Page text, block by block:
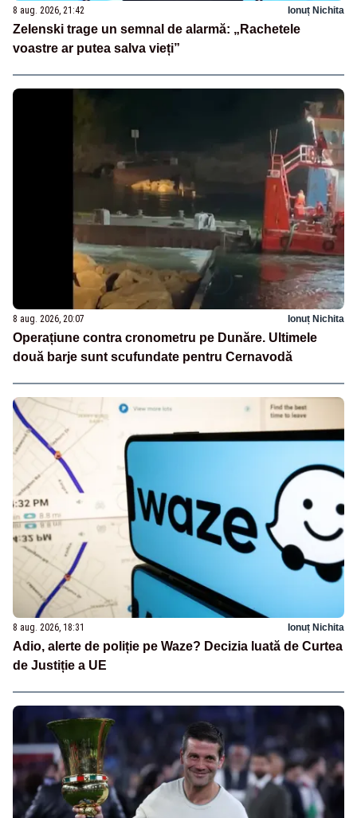
8 aug. 2026, 21:42 Ionuț Nichita
Zelenski trage un semnal de alarmă: „Rachetele
voastre ar putea salva vieți”
8 aug. 2026, 20:07 Ionuț Nichita
Operațiune contra cronometru pe Dunăre. Ultimele
două barje sunt scufundate pentru Cernavodă
8 aug. 2026, 18:31 Ionuț Nichita
Adio, alerte de poliție pe Waze? Decizia luată de Curtea
de Justiție a UE